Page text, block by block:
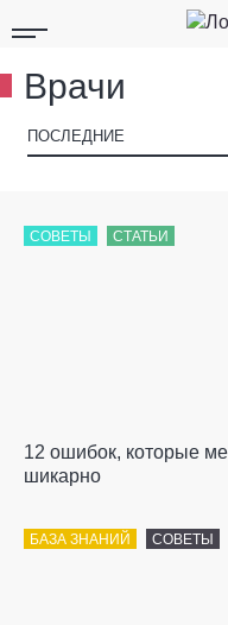
Врачи
ПОСЛЕДНИЕ
СОВЕТЫ СТАТЬИ
12 ошибок, которые
шикарно
БАЗА ЗНАНИЙ СОВЕТЫ